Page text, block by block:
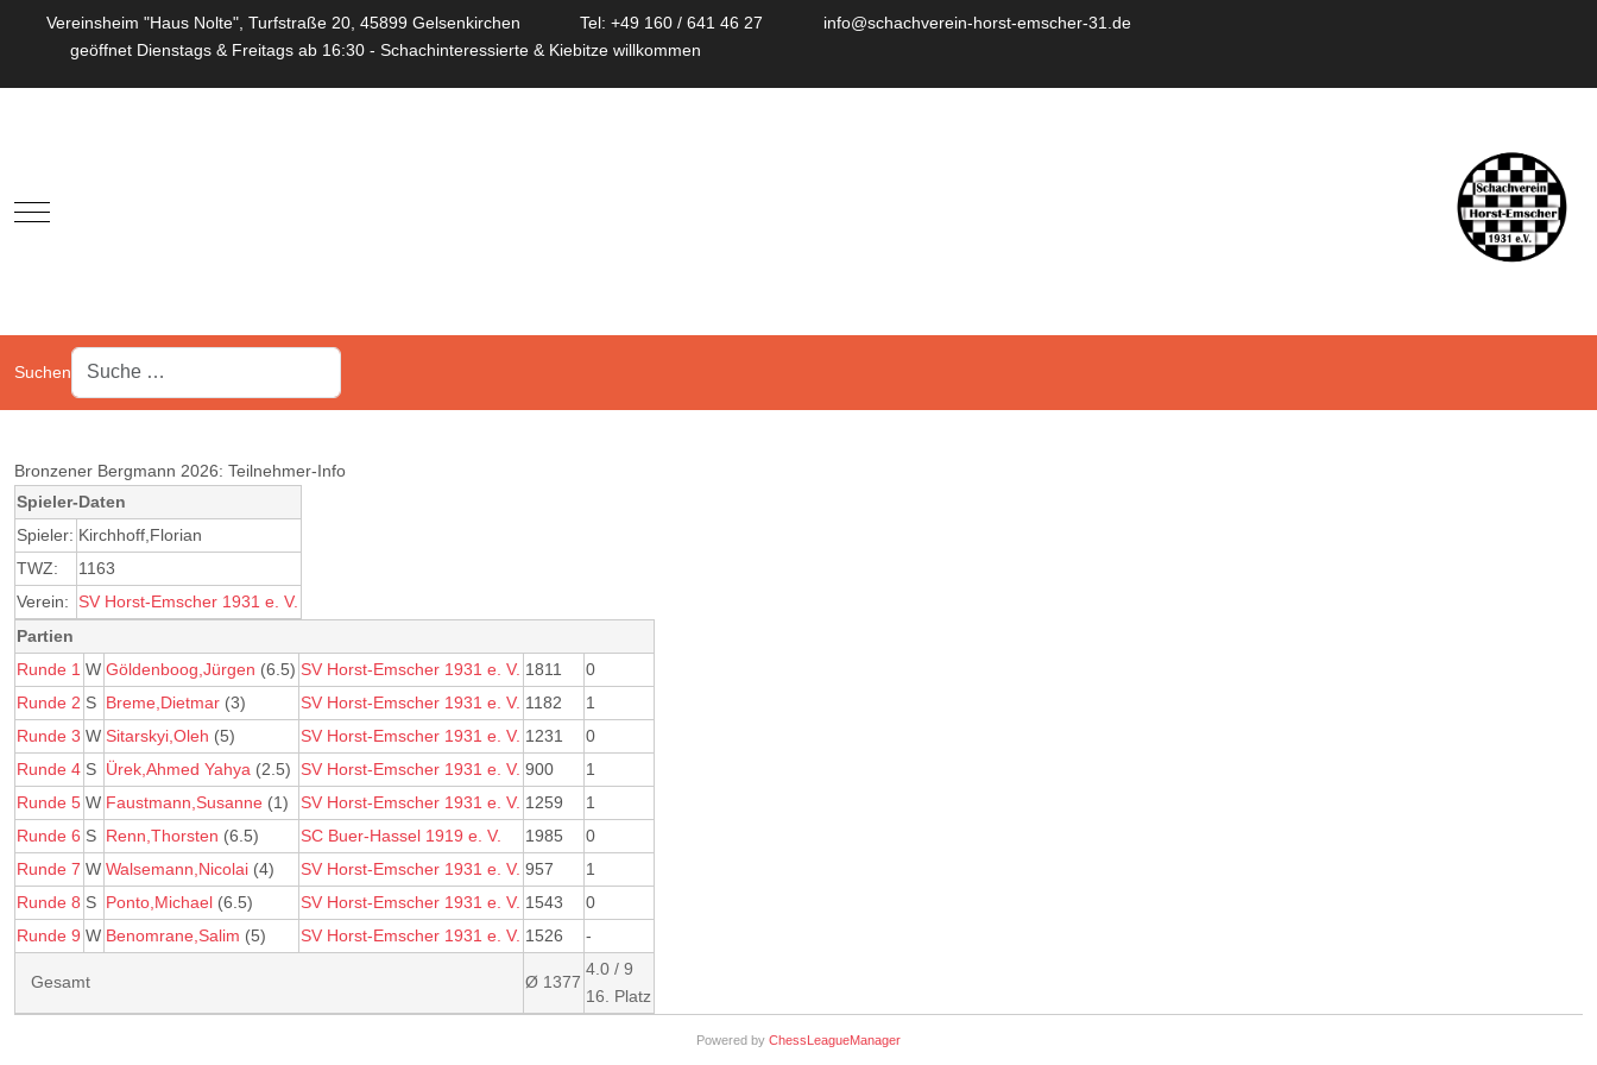
Vereinsheim "Haus Nolte", Turfstraße 20, 45899 Gelsenkirchen Tel: +49 160 / 641 46 27
info@schachverein-horst-emscher-31.de
geöffnet Dienstags & Freitags ab 16:30 - Schachinteressierte & Kiebitze willkommen
Mobile Menu Toggle
Suchen
Bronzener Bergmann 2026: Teilnehmer-Info
Spieler-Daten
Spieler: Kirchhoff,Florian
TWZ:
1163
Verein:
SV Horst-Emscher 1931 e. V.
Partien
Runde 1 W Göldenboog,Jürgen (6.5) SV Horst-Emscher 1931 e. V. 1811
0
Runde 2 S Breme,Dietmar (3) SV Horst-Emscher 1931 e. V. 1182
1
Runde 3 W Sitarskyi,Oleh (5) SV Horst-Emscher 1931 e. V. 1231
0
Runde 4 S Ürek,Ahmed Yahya (2.5) SV Horst-Emscher 1931 e. V. 900
1
Runde 5 W Faustmann,Susanne (1) SV Horst-Emscher 1931 e. V. 1259
1
Runde 6 S Renn,Thorsten (6.5) SC Buer-Hassel 1919 e. V. 1985
0
Runde 7 W Walsemann,Nicolai (4) SV Horst-Emscher 1931 e. V. 957
1
Runde 8 S Ponto,Michael (6.5) SV Horst-Emscher 1931 e. V. 1543
0
Runde 9 W Benomrane,Salim (5) SV Horst-Emscher 1931 e. V. 1526 -
Gesamt Ø 1377
4.0 / 9
16. Platz
Powered by ChessLeagueManager